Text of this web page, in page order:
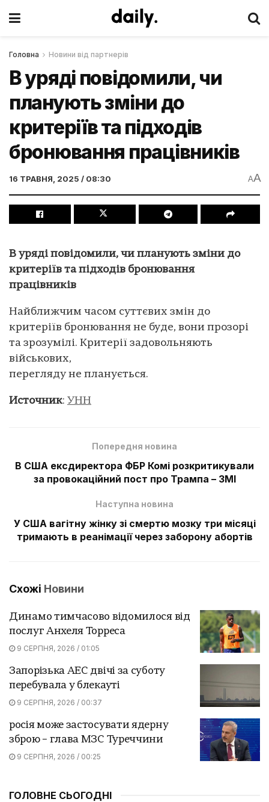
Головна Новини від партнерів
В уряді повідомили, чи
планують зміни до
критеріїв та підходів
бронювання працівників
16 ТРАВНЯ, 2025 / 08:30 AA
В уряді повідомили, чи планують зміни до
критеріїв та підходів бронювання
працівників
Найближчим часом суттєвих змін до
критеріїв бронювання не буде, вони прозорі
та зрозумілі. Критерії задовольняють
військових,
перегляду не планується.
Источник: УНН
Попередня новина
В США ексдиректора ФБР Комі розкритикували
за провокаційний пост про Трампа – ЗМІ
Наступна новина
У США вагітну жінку зі смертю мозку три місяці
тримають в реанімації через заборону абортів
Схожі Новини
Динамо тимчасово відомилося від
послуг Анхеля Торреса
9 СЕРПНЯ, 2026 / 01:05
Запорізька АЕС двічі за суботу
перебувала у блекауті
9 СЕРПНЯ, 2026 / 00:37
росія може застосувати ядерну
зброю – глава МЗС Туреччини
9 СЕРПНЯ, 2026 / 00:25
ГОЛОВНЕ СЬОГОДНІ